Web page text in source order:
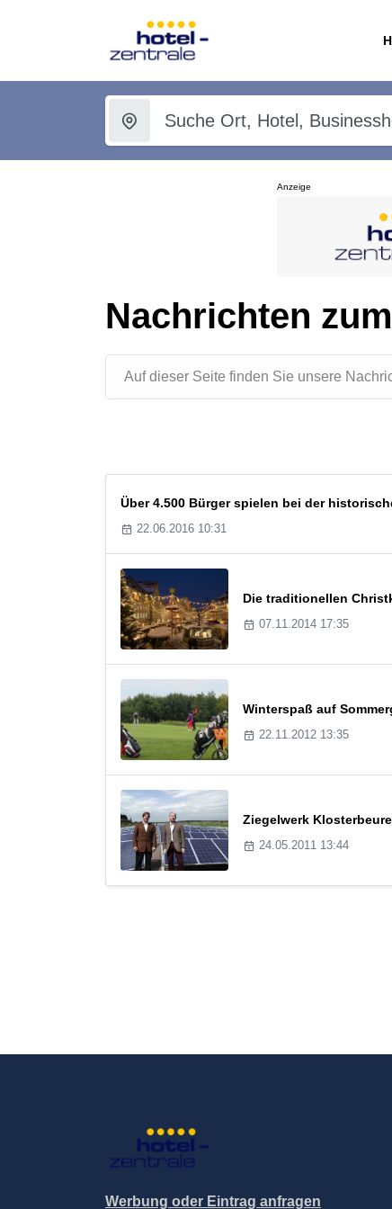
Anzeige
Nachrichten
Auf dieser Seite finden Sie unsere
Über 4.500 Bürger spielen bei der
22.06.2016 10:31
Die traditionellen
07.11.2014 17:35
Winterspaß auf
22.11.2012 13:35
Ziegelwerk
24.05.2011 13:44
Werbung oder Eintrag anfragen